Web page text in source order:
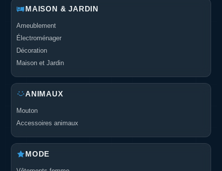
MAISON & JARDIN
Ameublement
Électroménager
Décoration
Maison et Jardin
ANIMAUX
Mouton
Accessoires animaux
MODE